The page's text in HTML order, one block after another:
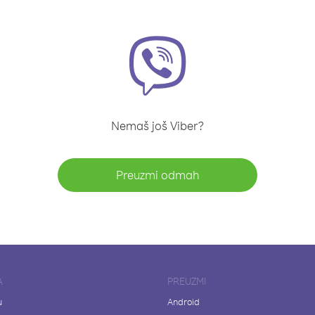
Nemaš još Viber?
Preuzmi odmah
PREUZMI
Android